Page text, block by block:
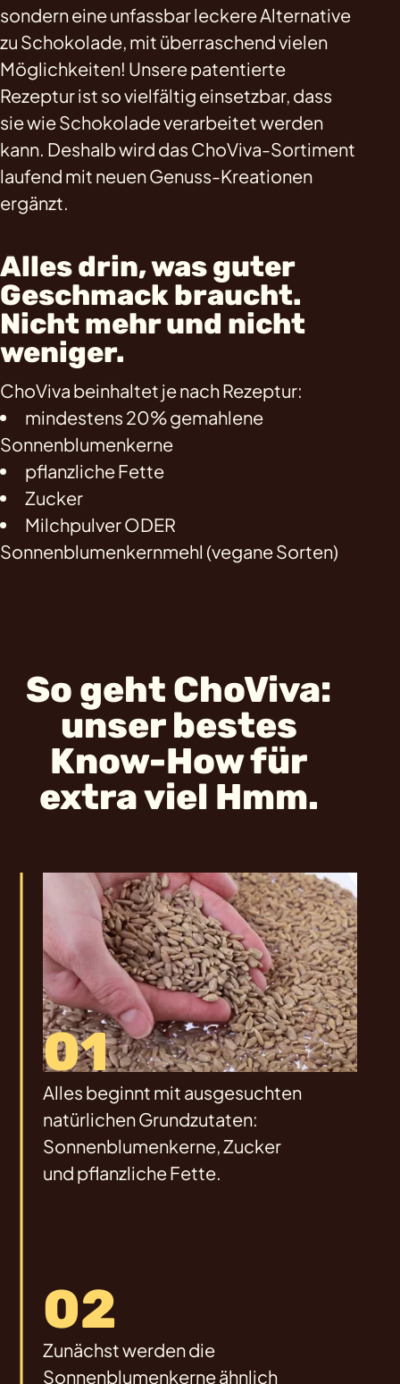
sondern eine unfassbar leckere Alternative
zu Schokolade, mit überraschend vielen
Möglichkeiten! Unsere patentierte
Rezeptur ist so vielfältig einsetzbar, dass
sie wie Schokolade verarbeitet werden
kann. Deshalb wird das ChoViva-Sortiment
laufend mit neuen Genuss-Kreationen
ergänzt.
Alles drin, was guter
Geschmack braucht.
Nicht mehr und nicht
weniger.
ChoViva beinhaltet je nach Rezeptur:
mindestens 20% gemahlene
Sonnenblumenkerne
pflanzliche Fette
Zucker
Milchpulver ODER
Sonnenblumenkernmehl (vegane Sorten)
So geht ChoViva:
unser bestes
Know-How für
extra viel Hmm.
01
Alles beginnt mit ausgesuchten
natürlichen Grundzutaten:
Sonnenblumenkerne, Zucker
und pflanzliche Fette.
02
Zunächst werden die
Sonnenblumenkerne ähnlich